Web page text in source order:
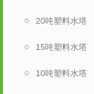
20吨塑料水塔
15吨塑料水塔
10吨塑料水塔